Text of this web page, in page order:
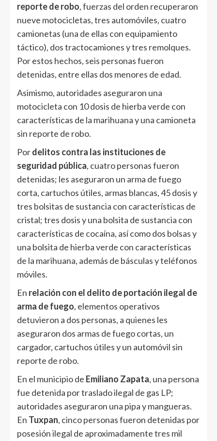
reporte de robo, fuerzas del orden recuperaron
nueve motocicletas, tres automóviles, cuatro
camionetas (una de ellas con equipamiento
táctico), dos tractocamiones y tres remolques.
Por estos hechos, seis personas fueron
detenidas, entre ellas dos menores de edad.
Asimismo, autoridades aseguraron una
motocicleta con 10 dosis de hierba verde con
características de la marihuana y una camioneta
sin reporte de robo.
Pordelitos contra las instituciones de
seguridad pública, cuatro personas fueron
detenidas; les aseguraron un arma de fuego
corta, cartuchos útiles, armas blancas, 45 dosis y
tres bolsitas de sustancia con características de
cristal; tres dosis y una bolsita de sustancia con
características de cocaína, así como dos bolsas y
una bolsita de hierba verde con características
de la marihuana, además de básculas y teléfonos
móviles.
En relación con el delito de portación ilegal de
arma de fuego, elementos operativos
detuvieron a dos personas, a quienes les
aseguraron dos armas de fuego cortas, un
cargador, cartuchos útiles y un automóvil sin
reporte de robo.
En el municipio de Emiliano Zapata, una persona
fue detenida por traslado ilegal de gas LP;
autoridades aseguraron una pipa y mangueras.
En Tuxpan, cinco personas fueron detenidas por
posesión ilegal de aproximadamente tres mil